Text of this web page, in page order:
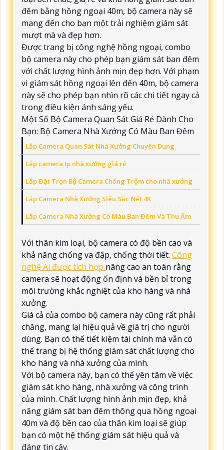
đêm bằng hồng ngoại 40m, bộ camera này sẽ
mang đến cho bạn một trải nghiệm giám sát
mượt mà và đẹp hơn.
Được trang bị công nghệ hồng ngoại, combo
bộ camera này cho phép bạn giám sát ban đêm
với chất lượng hình ảnh mịn đẹp hơn. Với phạm
vi giám sát hồng ngoại lên đến 40m, bộ camera
này sẽ cho phép bạn nhìn rõ các chi tiết ngay cả
trong điều kiện ánh sáng yếu.
Một Số Bộ Camera Quan Sát Giá Rẻ Dành Cho
Bạn: Bộ Camera Nhà Xưởng Có Màu Ban Đêm
Lắp Camera Quan Sát Nhà Xưởng Chuyên Dụng
Lắp camera Ip nhà xưởng giá rẻ
Lắp Đặt Trọn Bộ Camera Chống Trộm cho nhà xưởng
Lắp Camera Nhà Xưởng Siêu Sắc Nét 4K
Lắp Camera Nhà Xưởng Có Màu Ban Đêm Và Thu Âm
Với thân kim loại, bộ camera có độ bền cao và
khả năng chống va đập, chống thời tiết. Công
nghệ Ai được tích hợp nâng cao an toàn rằng
camera sẽ hoạt động ổn định và bền bỉ trong
môi trường khắc nghiệt của kho hàng và nhà
xưởng.
Giá cả của combo bộ camera này cũng rất phải
chăng, mang lại hiệu quả về giá trị cho người
dùng. Bạn có thể tiết kiệm tài chính mà vẫn có
thể trang bị hệ thống giám sát chất lượng cho
kho hàng và nhà xưởng của mình.
Với bộ camera này, bạn có thể yên tâm về việc
giám sát kho hàng, nhà xưởng và công trình
của mình. Chất lượng hình ảnh mịn đẹp, khả
năng giám sát ban đêm thông qua hồng ngoại
40m và độ bền cao của thân kim loại sẽ giúp
bạn có một hệ thống giám sát hiệu quả và
đáng tin cậy.